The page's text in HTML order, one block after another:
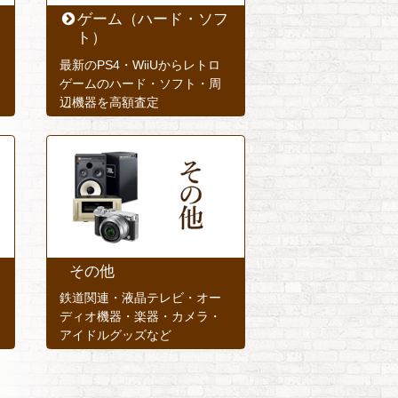
ゲーム（ハード・ソフ
ト）
最新のPS4・WiiUからレトロ
ゲームのハード・ソフト・周
辺機器を高額査定
その他
鉄道関連・液晶テレビ・オー
ディオ機器・楽器・カメラ・
アイドルグッズなど